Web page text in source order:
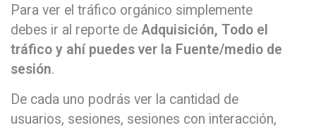
Para ver el tráfico orgánico simplemente
debes ir al reporte de Adquisición, Todo el
tráfico y ahí puedes ver la Fuente/medio de
sesión.
De cada uno podrás ver la cantidad de
usuarios, sesiones, sesiones con interacción,